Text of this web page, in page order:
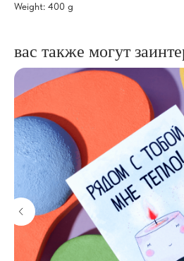
Weight: 400 g
вас также могут